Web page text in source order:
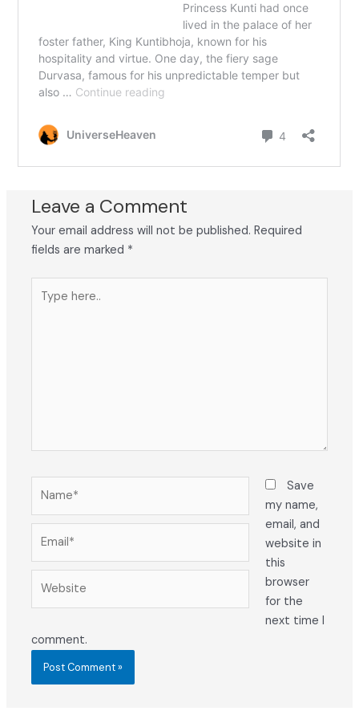
Leave a Comment
Your email address will not be published. Required
fields are marked *
here..
Save
my name,
email, and
website in
this
browser
for the
next time I
comment.